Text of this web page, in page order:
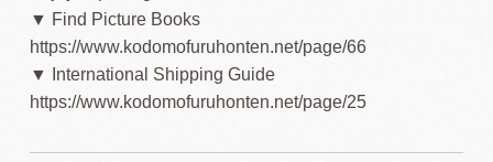
▼ Find Picture Books
https://www.kodomofuruhonten.net/page/66
▼ International Shipping Guide
https://www.kodomofuruhonten.net/page/25